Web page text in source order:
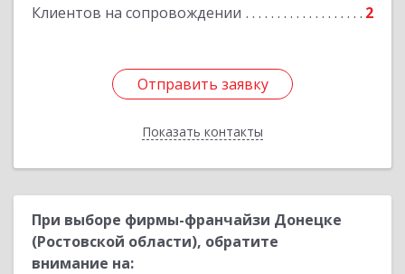
Клиентов на сопровождении 2
Отправить заявку
Показать контакты
Отправить заявку
Назад
При выборе фирмы-франчайзи Донецке
(Ростовской области), обратите
внимание на: